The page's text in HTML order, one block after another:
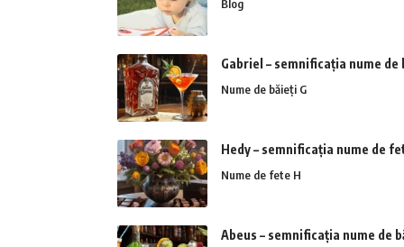
Blog
Gabriel – semnificația nume de
Nume de băieți G
Hedy – semnificația nume de
Nume de fete H
Abeus – semnificația nume de